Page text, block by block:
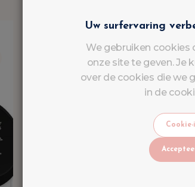
Uw surfervaring
We gebruiken cookies
onze site te geven. Je
over de cookies die we
in de